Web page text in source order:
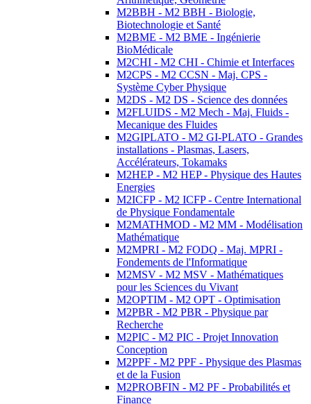
M2BBH - M2 BBH - Biologie,
Biotechnologie et Santé
M2BME - M2 BME - Ingénierie
BioMédicale
M2CHI - M2 CHI - Chimie et Interfaces
M2CPS - M2 CCSN - Maj. CPS -
Système Cyber Physique
M2DS - M2 DS - Science des données
M2FLUIDS - M2 Mech - Maj. Fluids -
Mecanique des Fluides
M2GIPLATO - M2 GI-PLATO - Grandes
installations - Plasmas, Lasers,
Accélérateurs, Tokamaks
M2HEP - M2 HEP - Physique des Hautes
Energies
M2ICFP - M2 ICFP - Centre International
de Physique Fondamentale
M2MATHMOD - M2 MM - Modélisation
Mathématique
M2MPRI - M2 FODQ - Maj. MPRI -
Fondements de l'Informatique
M2MSV - M2 MSV - Mathématiques
pour les Sciences du Vivant
M2OPTIM - M2 OPT - Optimisation
M2PBR - M2 PBR - Physique par
Recherche
M2PIC - M2 PIC - Projet Innovation
Conception
M2PPF - M2 PPF - Physique des Plasmas
et de la Fusion
M2PROBFIN - M2 PF - Probabilités et
Finance